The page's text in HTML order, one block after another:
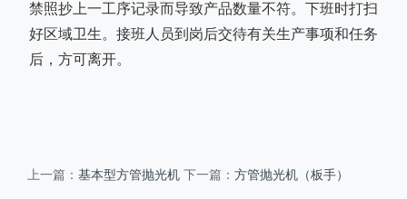
禁照抄上一工序记录而导致产品数量不符。下班时打扫
好区域卫生。接班人员到岗后交待有关生产事项和任务
后，方可离开。
上一篇： 基本型方管抛光机 下一篇： 方管抛光机（板手）